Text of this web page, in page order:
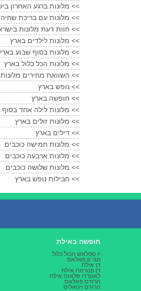
מלונות ברגע האחרון בישראל <<
מלונות עם בריכת שחיה בארץ <<
חוות דעת מלונות בישראל <<
מלונות לילדים בארץ <<
מלונות בסוף שבוע בארץ <<
מלונות הכל כלול בארץ <<
השוואת מחירים מלונות בארץ <<
נופש בארץ <<
חופשה בארץ <<
מלונות לילה אחד בסוף שבוע <<
מלונות זולים בארץ <<
דילים בארץ <<
מלונות חמישה כוכבים <<
מלונות ארבעה כוכבים <<
מלונות שלושה כוכבים <<
חבילות נופש בארץ <<
חופשה באילת
יו ספלאש הכול כלול
מגי`ק פאלאס
דן אילת
דן פנורמה אילת
לאונרדו פלאזה אילת
הרודס פאלאס
הרודס ויטאליס